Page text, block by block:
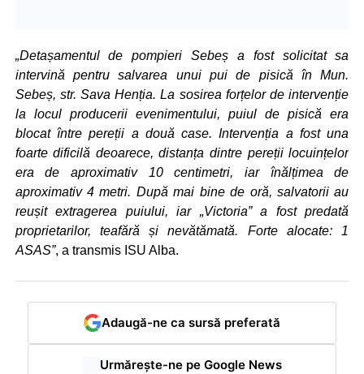
„Detașamentul de pompieri Sebeș a fost solicitat sa
intervină pentru salvarea unui pui de pisică în Mun.
Sebeș, str. Sava Henția. La sosirea forțelor de intervenție
la locul producerii evenimentului, puiul de pisică era
blocat între pereții a două case. Intervenția a fost una
foarte dificilă deoarece, distanța dintre pereții locuințelor
era de aproximativ 10 centimetri, iar înălțimea de
aproximativ 4 metri. După mai bine de oră, salvatorii au
reușit extragerea puiului, iar „Victoria” a fost predată
proprietarilor, teafără și nevătămată. Forte alocate: 1
ASAS”, a transmis ISU Alba.
Adaugă-ne ca sursă preferată
Urmărește-ne pe Google News